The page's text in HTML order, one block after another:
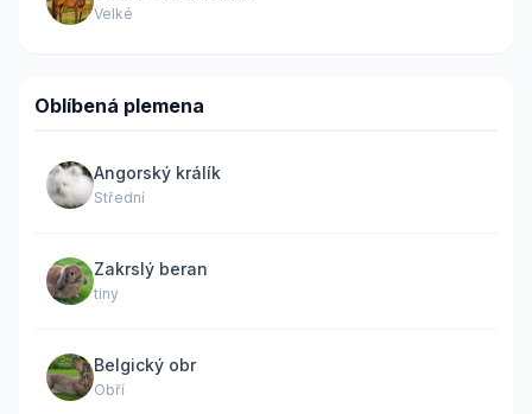
Velké
Oblíbená plemena
Angorský králík
Střední
Zakrslý beran
tiny
Belgický obr
Obří